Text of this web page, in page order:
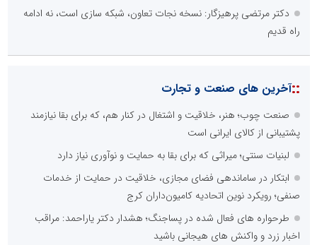
دکتر مرتضی پرهیزگار: نسخه نجات تعاون، شبکه سازی است، نه ادامه
راه قدیم
::آخرین های صنعت و تجارت
صنعت چوب؛ هنر، خلاقیت و اشتغال در کنار هم، که برای بقا نیازمند
پشتیبانی از کالای ایرانی است
لبنیات سنتی؛ میراثی که برای بقا به حمایت و نوآوری نیاز دارد
ابتکار در ساماندهی فضای مجازی، خلاقیت در حمایت از خدمات
صنفی؛ رویکرد نوین اتحادیه کامیون‌داران کرج
طرحواره های فعال شده در پساجنگ؛ هشدار دکتر یاراحمد: مراقب
اخبار زرد و واکنش های هیجانی باشید